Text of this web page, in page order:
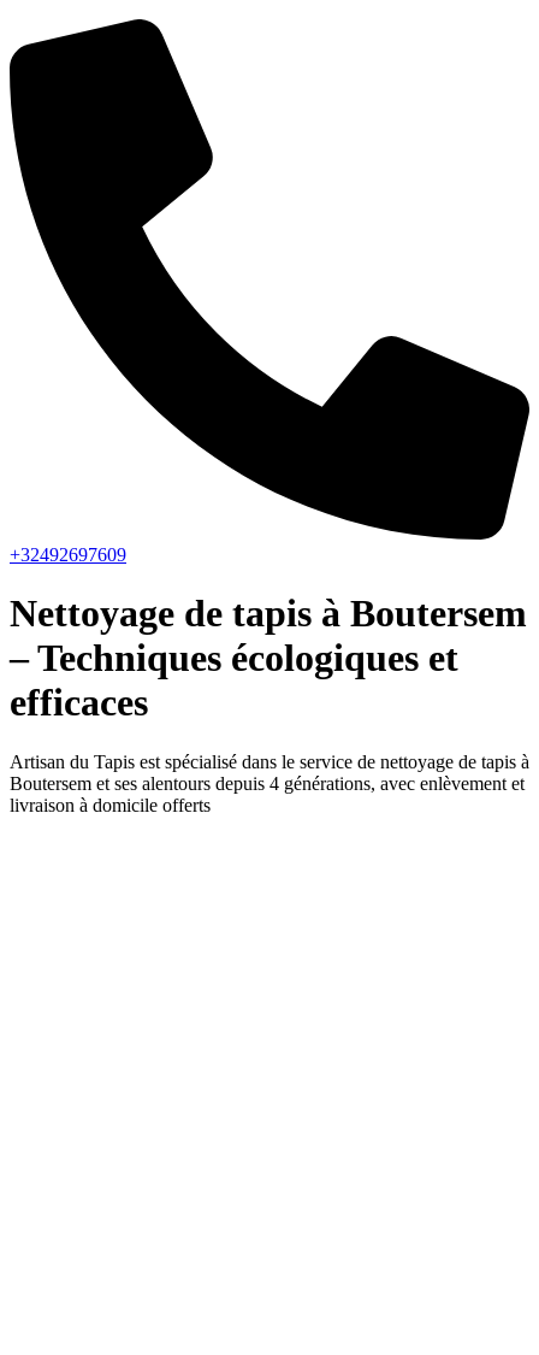
+32492697609
Nettoyage de tapis à Boutersem
– Techniques écologiques et
efficaces
Artisan du Tapis est spécialisé dans le service de nettoyage de tapis à
Boutersem et ses alentours depuis 4 générations, avec enlèvement et
livraison à domicile offerts